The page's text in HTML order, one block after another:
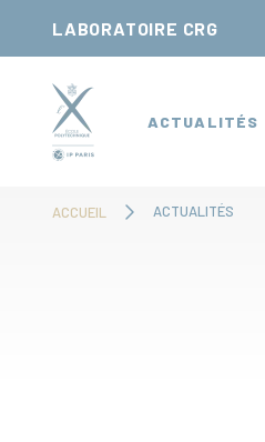
LABORATOIRE CRG
ACTUALITÉS
ACCUEIL ACTUALITÉS